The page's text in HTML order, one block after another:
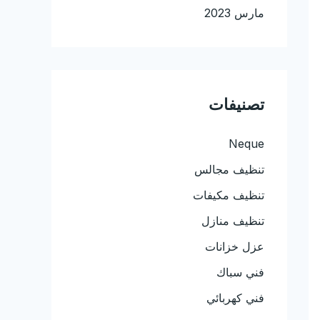
مارس 2023
تصنيفات
Neque
تنظيف مجالس
تنظيف مكيفات
تنظيف منازل
عزل خزانات
فني سباك
فني كهربائي